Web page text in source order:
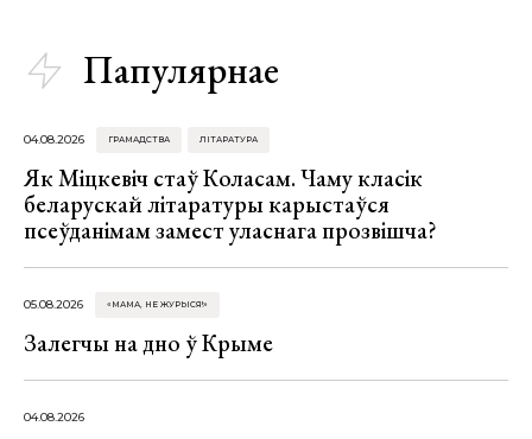
Папулярнае
04.08.2026 ГРАМАДСТВА ЛІТАРАТУРА
Як Міцкевіч стаў Коласам. Чаму класік
беларускай літаратуры карыстаўся
псеўданімам замест уласнага прозвішча?
05.08.2026 «МАМА, НЕ ЖУРЫСЯ!»
Залегчы на дно ў Крыме
04.08.2026